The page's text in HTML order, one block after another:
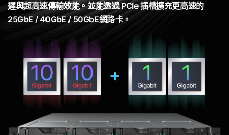
遲與超高速傳輸效能。並能透過 PCIe 插槽擴充更高速的
25GbE / 40GbE / 50GbE網路卡。